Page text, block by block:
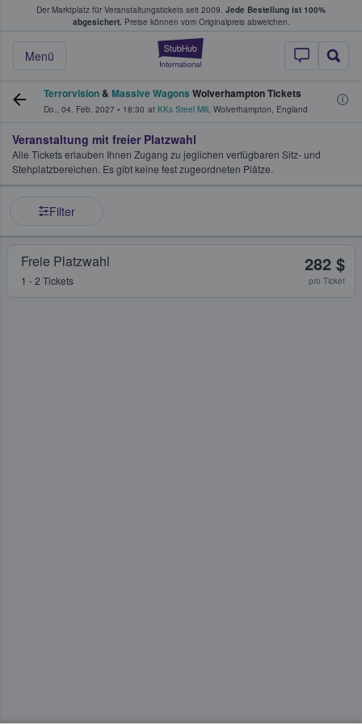
Der Marktplatz für Veranstaltungstickets seit 2009. Jede Bestellung ist 100%
abgesichert. Preise können vom Originalpreis abweichen.
StubHub - Wo
Menü
Tickets kaufen & verkaufen
Terrorvision& Massive Wagons Wolverhampton Tickets
Do., 04. Feb. 2027 • 18:30 at KKs Steel Mill, Wolverhampton, England
Veranstaltung mit freier Platzwahl
Alle Tickets erlauben Ihnen Zugang zu jeglichen verfügbaren Sitz- und
Stehplatzbereichen. Es gibt keine fest zugeordneten Plätze.
Filter
Freie Platzwahl
1 - 2 Tickets
282 $
pro Ticket